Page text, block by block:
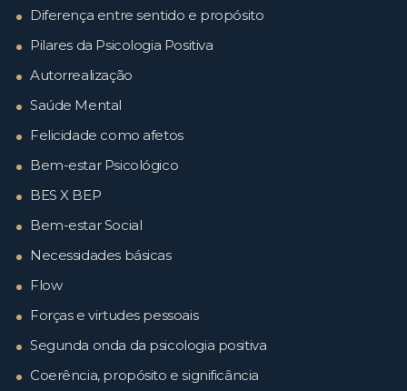
Diferença entre sentido e propósito
Pilares da Psicologia Positiva
Autorrealização
Saúde Mental
Felicidade como afetos
Bem-estar Psicológico
BES X BEP
Bem-estar Social
Necessidades básicas
Flow
Forças e virtudes pessoais
Segunda onda da psicologia positiva
Coerência, propósito e significância